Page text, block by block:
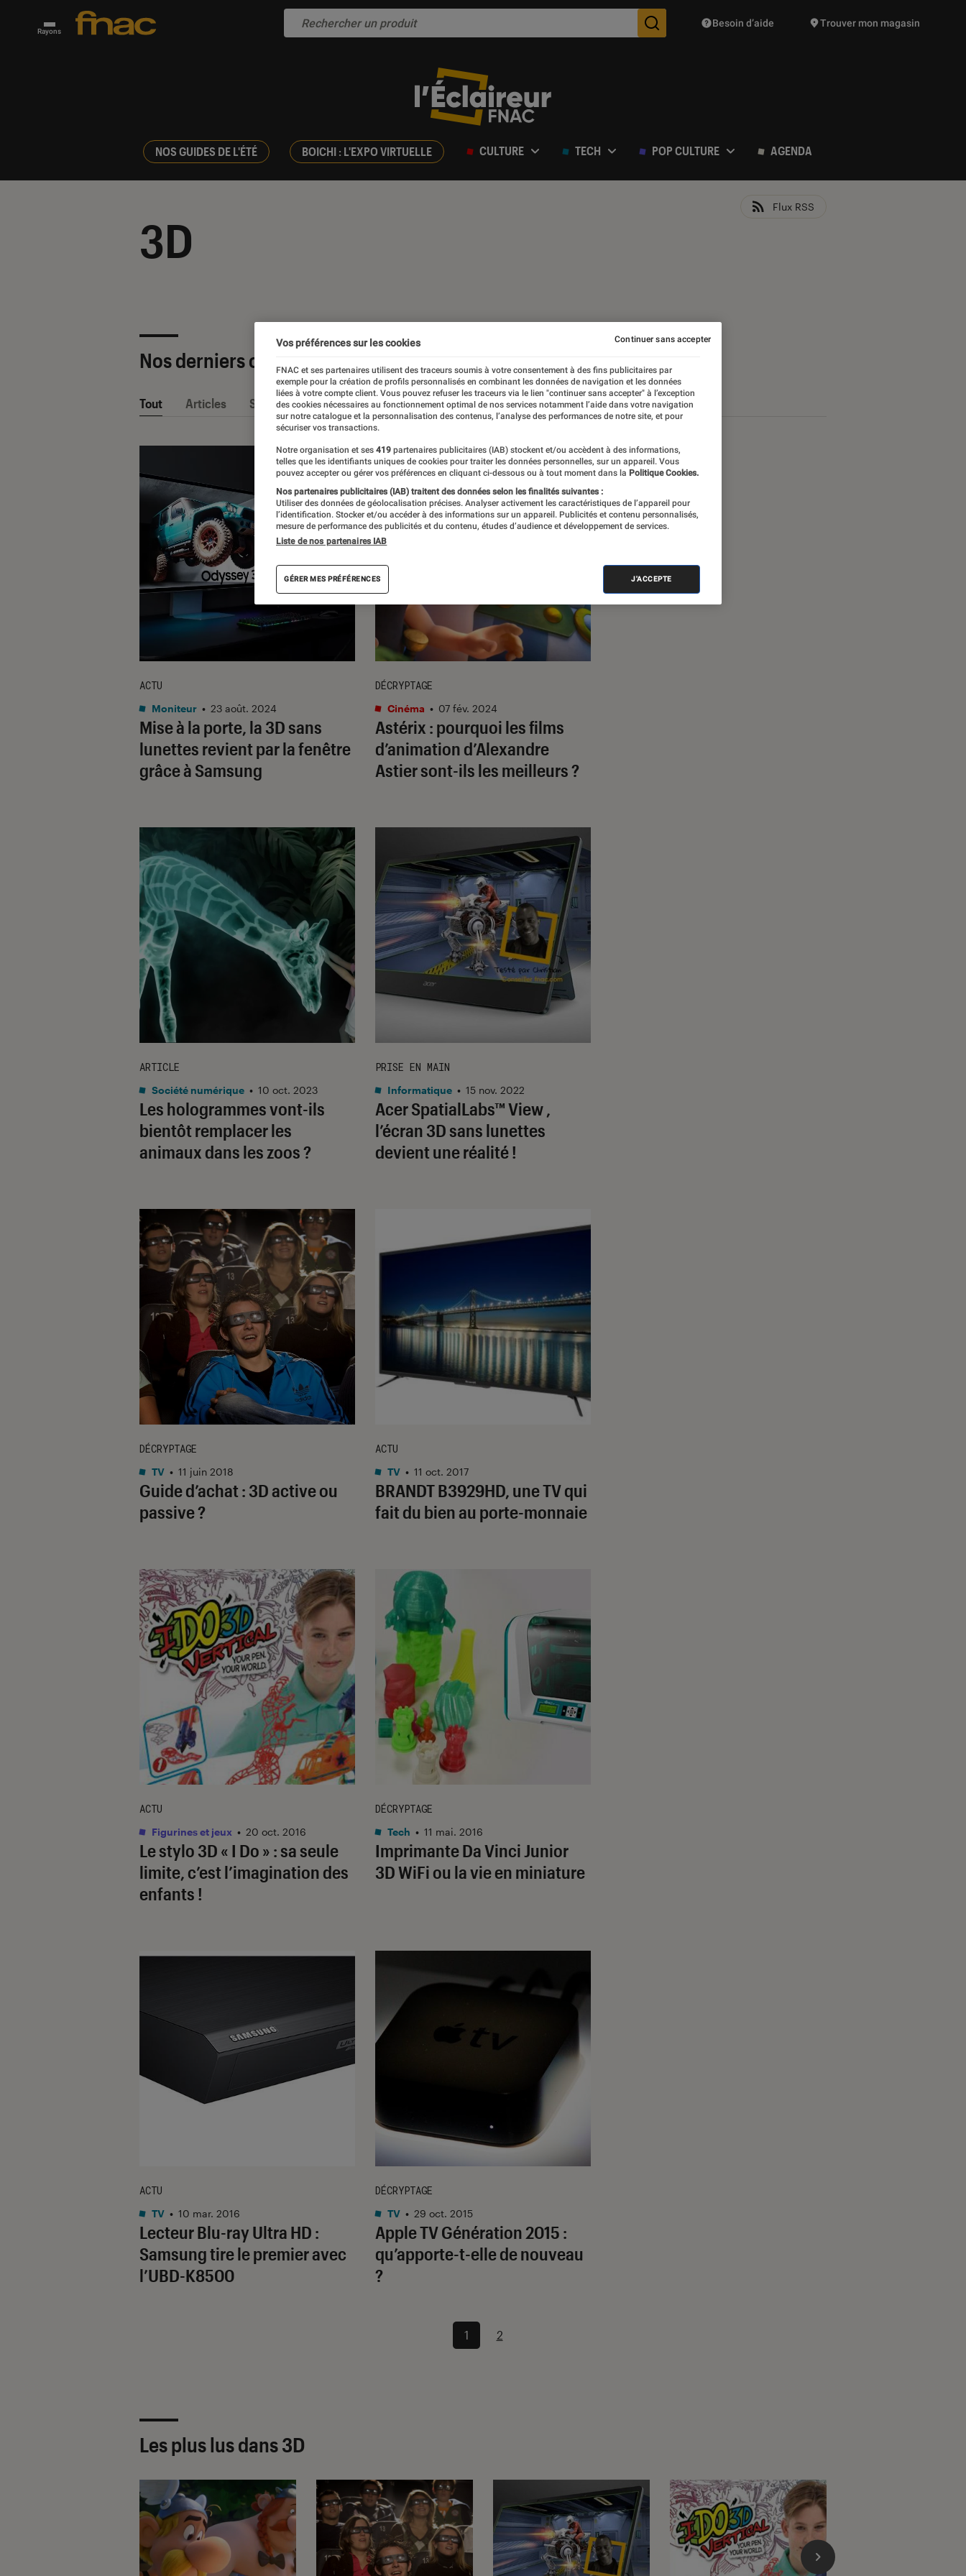
Rayons Des suggestions de produits vont vous être proposées
Besoin d’aide Trouver mon magasin
NOS GUIDES DE L'ÉTÉ BOICHI : L'EXPO VIRTUELLE CULTURE TECH POP CULTURE AGENDA
3D
Flux RSS
Nos derniers contenus
Tout Articles Sélections et guides Tests
Mise à la porte, la 3D sans
lunettes revient par la fenêtre
grâce à Samsung
ACTU
Moniteur • 23 août. 2024
Astérix : pourquoi les films
d’animation d’Alexandre
Astier sont-ils les meilleurs ?
DÉCRYPTAGE
Cinéma • 07 fév. 2024
Les hologrammes vont-ils
bientôt remplacer les
animaux dans les zoos ?
ARTICLE
Société numérique • 10 oct. 2023
Acer SpatialLabs™ View ,
l’écran 3D sans lunettes
devient une réalité !
PRISE EN MAIN
Informatique • 15 nov. 2022
Guide d’achat : 3D active ou
passive ?
DÉCRYPTAGE
TV • 11 juin 2018
BRANDT B3929HD, une TV qui
fait du bien au porte-monnaie
ACTU
TV • 11 oct. 2017
Le stylo 3D « I Do » : sa seule
limite, c’est l’imagination des
enfants !
ACTU
Figurines et jeux • 20 oct. 2016
Imprimante Da Vinci Junior
3D WiFi ou la vie en miniature
DÉCRYPTAGE
Tech • 11 mai. 2016
Lecteur Blu-ray Ultra HD :
Samsung tire le premier avec
l’UBD-K8500
ACTU
TV • 10 mar. 2016
Apple TV Génération 2015 :
qu’apporte-t-elle de nouveau
?
DÉCRYPTAGE
TV • 29 oct. 2015
1 2
Les plus lus dans 3D
Vos préférences sur les cookies
FNAC et ses partenaires utilisent des traceurs soumis à votre consentement à des fins publicitaires par
exemple pour la création de profils personnalisés en combinant les données de navigation et les données
liées à votre compte client. Vous pouvez refuser les traceurs via le lien "continuer sans accepter" à l’exception
des cookies nécessaires au fonctionnement optimal de nos services notamment l’aide dans votre navigation
sur notre catalogue et la personnalisation des contenus, l’analyse des performances de notre site, et pour
sécuriser vos transactions.
Notre organisation et ses 419 partenaires publicitaires (IAB) stockent et/ou accèdent à des informations,
telles que les identifiants uniques de cookies pour traiter les données personnelles, sur un appareil. Vous
pouvez accepter ou gérer vos préférences en cliquant ci-dessous ou à tout moment dans la Politique Cookies.
Nos partenaires publicitaires (IAB) traitent des données selon les finalités suivantes :
Utiliser des données de géolocalisation précises. Analyser activement les caractéristiques de l’appareil pour
l’identification. Stocker et/ou accéder à des informations sur un appareil. Publicités et contenu personnalisés,
mesure de performance des publicités et du contenu, études d’audience et développement de services.
Liste de nos partenaires IAB
GÉRER MES PRÉFÉRENCES J'ACCEPTE
Continuer sans accepter